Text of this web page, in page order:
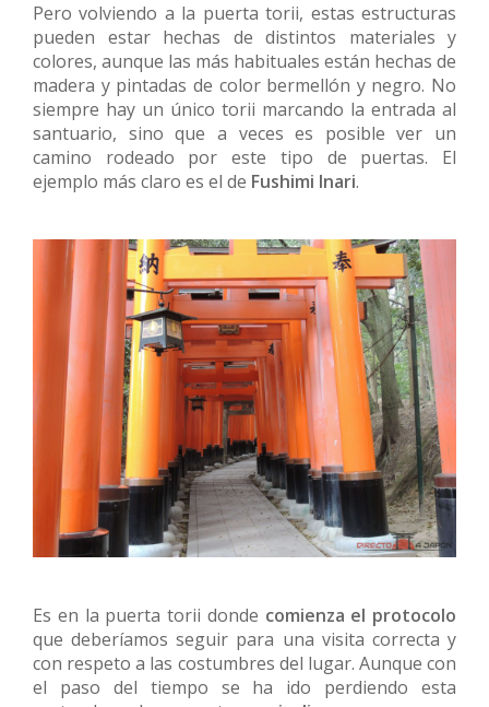
Pero volviendo a la puerta torii, estas estructuras
pueden estar hechas de distintos materiales y
colores, aunque las más habituales están hechas de
madera y pintadas de color bermellón y negro. No
siempre hay un único torii marcando la entrada al
santuario, sino que a veces es posible ver un
camino rodeado por este tipo de puertas. El
ejemplo más claro es el de Fushimi Inari.
Es en la puerta torii donde comienza el protocolo
que deberíamos seguir para una visita correcta y
con respeto a las costumbres del lugar. Aunque con
el paso del tiempo se ha ido perdiendo esta